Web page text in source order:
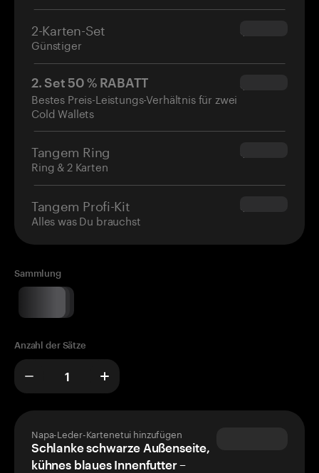
2-Karten-Set
Günstiger
$54.90
2. Set 50 % RABATT
Bestes Preis-Leistungs-Verhältnis für zwei
Cold Wallets
$34.95
Tangem Ring
Ring & 2 Karten
$160.00
Tangem Profi-Kit
Alles was Du brauchst
$180.00
Sammlung
Anzahl der Sätze
Napa-Leder-Kartenetui hinzufügen
Schlanke schwarze Außenseite,
kühnes blaues Innenfutter –